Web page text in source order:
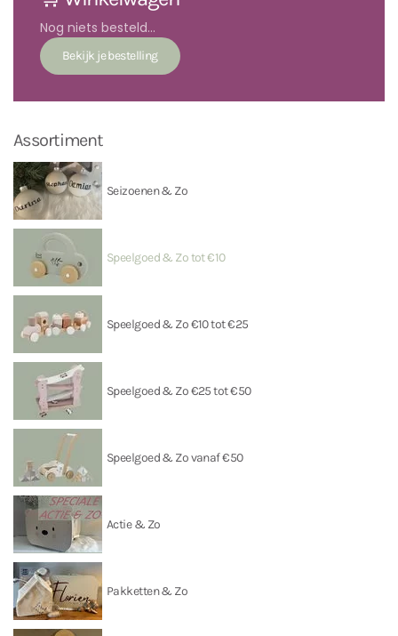
Nog niets besteld...
Assortiment
Seizoenen & Zo
Speelgoed & Zo tot €10
Speelgoed & Zo €10 tot €25
Speelgoed & Zo €25 tot €50
Speelgoed & Zo vanaf €50
Actie & Zo
Pakketten & Zo